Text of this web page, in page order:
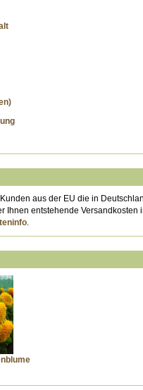
aus der EU die in
Ihnen entstehende Versandkosten
.